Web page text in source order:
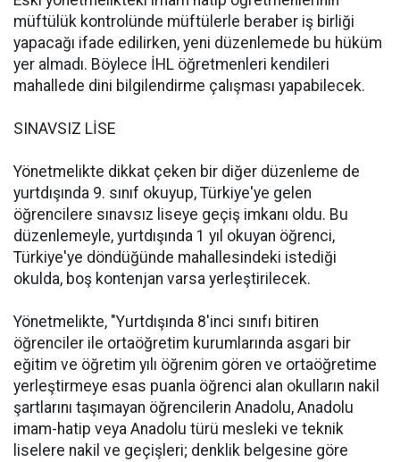
müftülük kontrolünde müftülerle beraber iş birliği
yapacağı ifade edilirken, yeni düzenlemede bu hüküm
yer almadı. Böylece İHL öğretmenleri kendileri
mahallede dini bilgilendirme çalışması yapabilecek.
SINAVSIZ LİSE
Yönetmelikte dikkat çeken bir diğer düzenleme de
yurtdışında 9. sınıf okuyup, Türkiye'ye gelen
öğrencilere sınavsız liseye geçiş imkanı oldu. Bu
düzenlemeyle, yurtdışında 1 yıl okuyan öğrenci,
Türkiye'ye döndüğünde mahallesindeki istediği
okulda, boş kontenjan varsa yerleştirilecek.
Yönetmelikte, "Yurtdışında 8'inci sınıfı bitiren
öğrenciler ile ortaöğretim kurumlarında asgari bir
eğitim ve öğretim yılı öğrenim gören ve ortaöğretime
yerleştirmeye esas puanla öğrenci alan okulların nakil
şartlarını taşımayan öğrencilerin Anadolu, Anadolu
imam-hatip veya Anadolu türü mesleki ve teknik
liselere nakil ve geçişleri; denklik belgesine göre